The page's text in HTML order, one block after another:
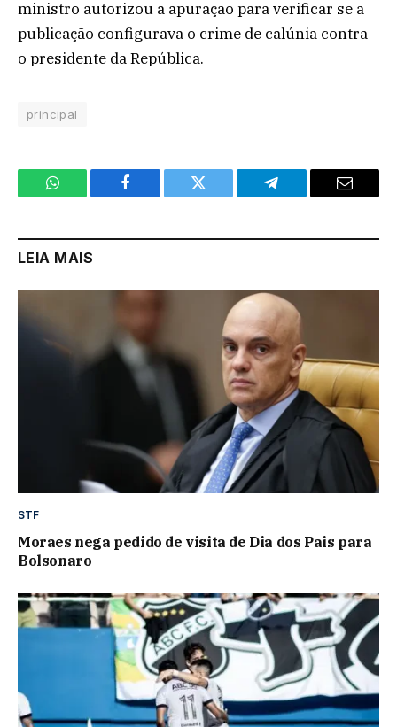
ministro autorizou a apuração para verificar se a
publicação configurava o crime de calúnia contra
o presidente da República.
principal
WhatsApp Facebook Twitter Telegram Email
LEIA MAIS
STF
Moraes nega pedido de visita de Dia dos Pais para
Bolsonaro